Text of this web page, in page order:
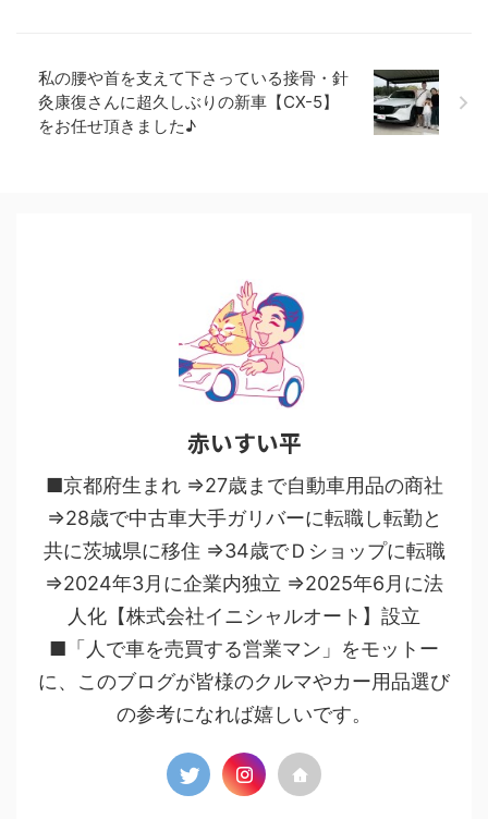
私の腰や首を支えて下さっている接骨・針
灸康復さんに超久しぶりの新車【CX-5】
をお任せ頂きました♪
赤いすい平
■京都府生まれ ⇒27歳まで自動車用品の商社
⇒28歳で中古車大手ガリバーに転職し転勤と
共に茨城県に移住 ⇒34歳でＤショップに転職
⇒2024年3月に企業内独立 ⇒2025年6月に法
人化【株式会社イニシャルオート】設立
■「人で車を売買する営業マン」をモットー
に、このブログが皆様のクルマやカー用品選び
の参考になれば嬉しいです。